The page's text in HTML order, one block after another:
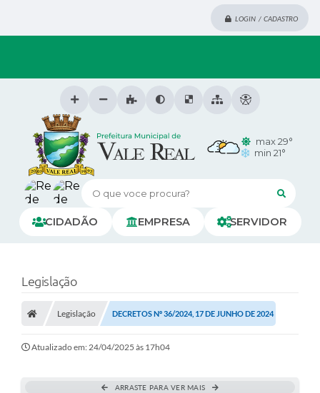
LOGIN / CADASTRO
O que voce procura?
CIDADÃO EMPRESA SERVIDOR
max 29°
min 21°
Legislação
Legislação DECRETOS Nº 36/2024, 17 DE JUNHO DE 2024
Atualizado em: 24/04/2025 às 17h04
ARRASTE PARA VER MAIS